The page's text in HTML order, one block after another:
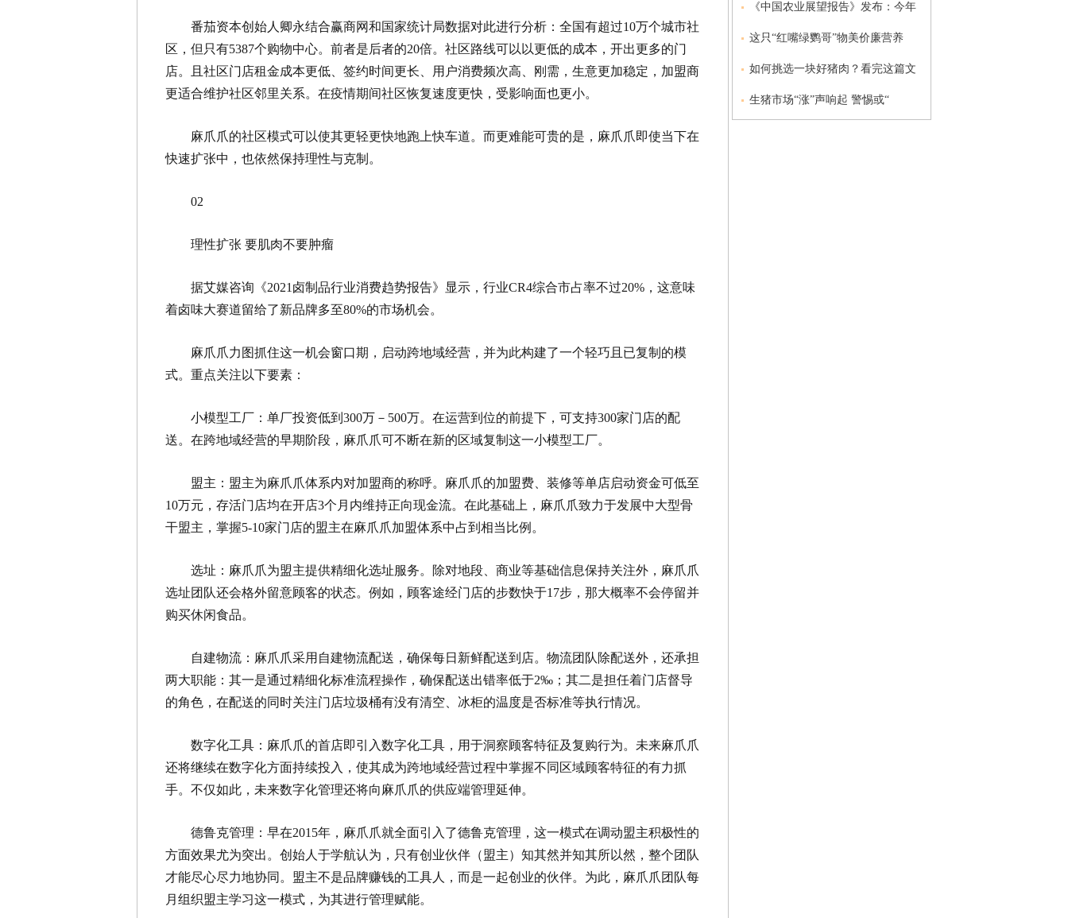
番茄资本创始人卿永结合赢商网和国家统计局数据对此进行分析：全国有超过10万个城市社
区，但只有5387个购物中心。前者是后者的20倍。社区路线可以以更低的成本，开出更多的门
店。且社区门店租金成本更低、签约时间更长、用户消费频次高、刚需，生意更加稳定，加盟商
更适合维护社区邻里关系。在疫情期间社区恢复速度更快，受影响面也更小。
麻爪爪的社区模式可以使其更轻更快地跑上快车道。而更难能可贵的是，麻爪爪即使当下在
快速扩张中，也依然保持理性与克制。
02
理性扩张 要肌肉不要肿瘤
据艾媒咨询《2021卤制品行业消费趋势报告》显示，行业CR4综合市占率不过20%，这意味
着卤味大赛道留给了新品牌多至80%的市场机会。
麻爪爪力图抓住这一机会窗口期，启动跨地域经营，并为此构建了一个轻巧且已复制的模
式。重点关注以下要素：
小模型工厂：单厂投资低到300万－500万。在运营到位的前提下，可支持300家门店的配
送。在跨地域经营的早期阶段，麻爪爪可不断在新的区域复制这一小模型工厂。
盟主：盟主为麻爪爪体系内对加盟商的称呼。麻爪爪的加盟费、装修等单店启动资金可低至
10万元，存活门店均在开店3个月内维持正向现金流。在此基础上，麻爪爪致力于发展中大型骨
干盟主，掌握5-10家门店的盟主在麻爪爪加盟体系中占到相当比例。
选址：麻爪爪为盟主提供精细化选址服务。除对地段、商业等基础信息保持关注外，麻爪爪
选址团队还会格外留意顾客的状态。例如，顾客途经门店的步数快于17步，那大概率不会停留并
购买休闲食品。
自建物流：麻爪爪采用自建物流配送，确保每日新鲜配送到店。物流团队除配送外，还承担
两大职能：其一是通过精细化标准流程操作，确保配送出错率低于2‰；其二是担任着门店督导
的角色，在配送的同时关注门店垃圾桶有没有清空、冰柜的温度是否标准等执行情况。
数字化工具：麻爪爪的首店即引入数字化工具，用于洞察顾客特征及复购行为。未来麻爪爪
还将继续在数字化方面持续投入，使其成为跨地域经营过程中掌握不同区域顾客特征的有力抓
手。不仅如此，未来数字化管理还将向麻爪爪的供应端管理延伸。
德鲁克管理：早在2015年，麻爪爪就全面引入了德鲁克管理，这一模式在调动盟主积极性的
方面效果尤为突出。创始人于学航认为，只有创业伙伴（盟主）知其然并知其所以然，整个团队
才能尽心尽力地协同。盟主不是品牌赚钱的工具人，而是一起创业的伙伴。为此，麻爪爪团队每
月组织盟主学习这一模式，为其进行管理赋能。
《中国农业展望报告》发布：今年
这只“红嘴绿鹦哥”物美价廉营养
如何挑选一块好猪肉？看完这篇文
生猪市场“涨”声响起 警惕或“